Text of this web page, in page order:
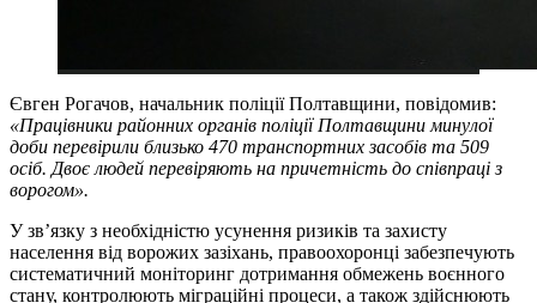
Євген Рогачов, начальник поліції Полтавщини, повідомив:
«Працівники районних органів поліції Полтавщини минулої
доби перевірили близько 470 транспортних засобів та 509
осіб. Двоє людей перевіряють на причетність до співпраці з
ворогом».
У зв’язку з необхідністю усунення ризиків та захисту
населення від ворожих зазіхань, правоохоронці забезпечують
систематичний моніторинг дотримання обмежень воєнного
стану, контролюють міграційні процеси, а також здійснюють